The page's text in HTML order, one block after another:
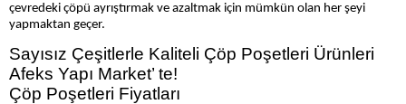
çevredeki çöpü ayrıştırmak ve azaltmak için mümkün olan her şeyi
yapmaktan geçer.
Sayısız Çeşitlerle Kaliteli Çöp Poşetleri Ürünleri
Afeks Yapı Market’ te!
Çöp Poşetleri Fiyatları